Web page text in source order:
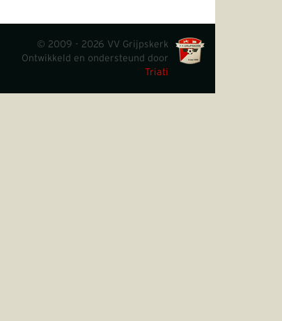
© 2009 - 2026 VV Grijpskerk
Ontwikkeld en ondersteund door
Triati